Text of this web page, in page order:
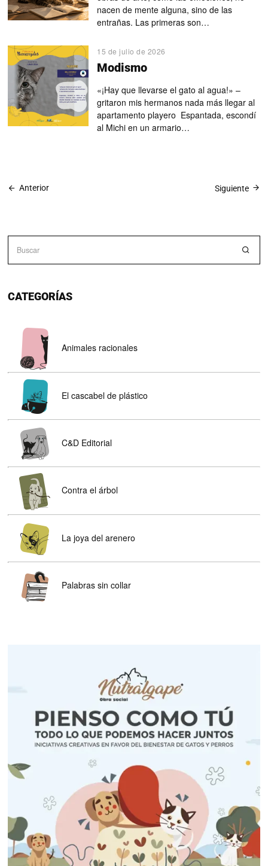
nacen de mente alguna, sino de las
entrañas. Las primeras son…
15 de julio de 2026
Modismo
«¡Hay que llevarse el gato al agua!» –
gritaron mis hermanos nada más llegar al
apartamento playero Espantada, escondí
al Michi en un armario…
Anterior Siguiente
CATEGORÍAS
Animales racionales
El cascabel de plástico
C&D Editorial
Contra el árbol
La joya del arenero
Palabras sin collar